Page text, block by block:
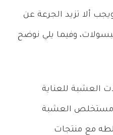
ألا تزيد الجرعة عن
وفيما يلي نوضح
العشبة للعناية
مستخلص العشبة
مع منتجات